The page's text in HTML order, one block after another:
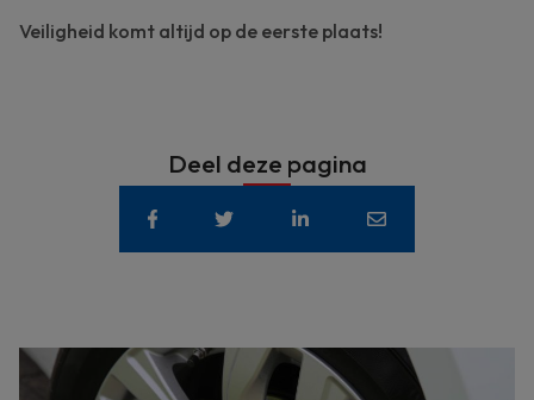
Veiligheid komt altijd op de eerste plaats!
Deel deze pagina